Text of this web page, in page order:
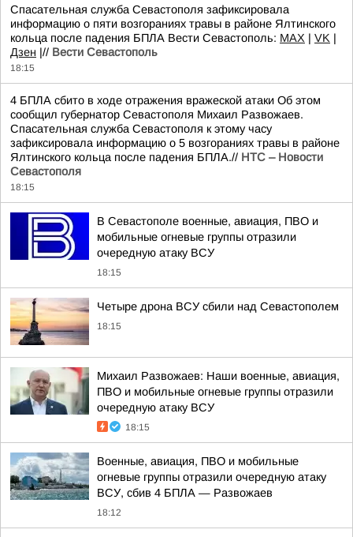
Спасательная служба Севастополя зафиксировала
информацию о пяти возгораниях травы в районе Ялтинского
кольца после падения БПЛА Вести Севастополь: MAX | VK |
Дзен |// Вести Севастополь
18:15
4 БПЛА сбито в ходе отражения вражеской атаки Об этом
сообщил губернатор Севастополя Михаил Развожаев.
Спасательная служба Севастополя к этому часу
зафиксировала информацию о 5 возгораниях травы в районе
Ялтинского кольца после падения БПЛА.// НТС – Новости
Севастополя
18:15
В Севастополе военные, авиация, ПВО и
мобильные огневые группы отразили
очередную атаку ВСУ
18:15
Четыре дрона ВСУ сбили над Севастополем
18:15
Михаил Развожаев: Наши военные, авиация,
ПВО и мобильные огневые группы отразили
очередную атаку ВСУ
18:15
Военные, авиация, ПВО и мобильные
огневые группы отразили очередную атаку
ВСУ, сбив 4 БПЛА — Развожаев
18:12